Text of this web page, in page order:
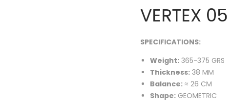
VERTEX
SPECIFICATIONS:
Weight: 365-375 GRS
Thickness: 38 MM
Balance: ≈ 26 CM
Shape: GEOMETRIC